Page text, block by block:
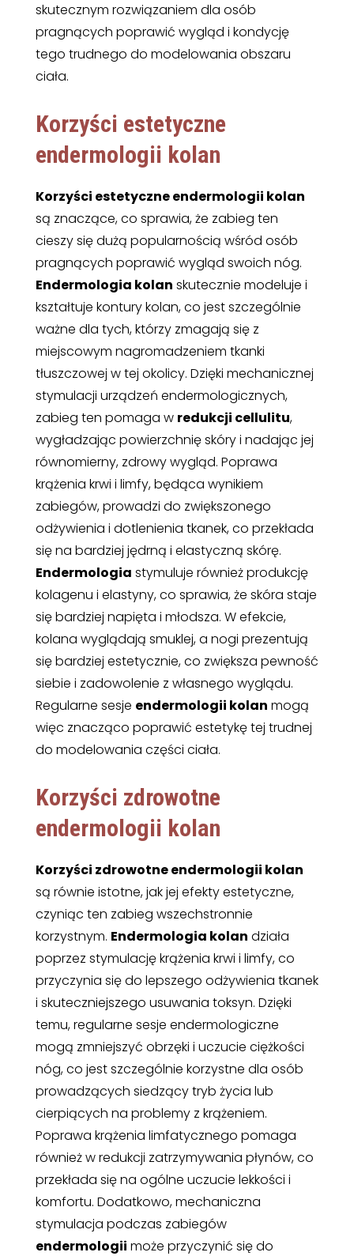
skutecznym rozwiązaniem dla osób
pragnących poprawić wygląd i kondycję
tego trudnego do modelowania obszaru
ciała.
Korzyści estetyczne
endermologii kolan
Korzyści estetyczne endermologii kolan
są znaczące, co sprawia, że zabieg ten
cieszy się dużą popularnością wśród osób
pragnących poprawić wygląd swoich nóg.
Endermologia kolan skutecznie modeluje i
kształtuje kontury kolan, co jest szczególnie
ważne dla tych, którzy zmagają się z
miejscowym nagromadzeniem tkanki
tłuszczowej w tej okolicy. Dzięki mechanicznej
stymulacji urządzeń endermologicznych,
zabieg ten pomaga w redukcji cellulitu,
wygładzając powierzchnię skóry i nadając jej
równomierny, zdrowy wygląd. Poprawa
krążenia krwi i limfy, będąca wynikiem
zabiegów, prowadzi do zwiększonego
odżywienia i dotlenienia tkanek, co przekłada
się na bardziej jędrną i elastyczną skórę.
Endermologia stymuluje również produkcję
kolagenu i elastyny, co sprawia, że skóra staje
się bardziej napięta i młodsza. W efekcie,
kolana wyglądają smuklej, a nogi prezentują
się bardziej estetycznie, co zwiększa pewność
siebie i zadowolenie z własnego wyglądu.
Regularne sesje endermologii kolan mogą
więc znacząco poprawić estetykę tej trudnej
do modelowania części ciała.
Korzyści zdrowotne
endermologii kolan
Korzyści zdrowotne endermologii kolan
są równie istotne, jak jej efekty estetyczne,
czyniąc ten zabieg wszechstronnie
korzystnym. Endermologia kolan działa
poprzez stymulację krążenia krwi i limfy, co
przyczynia się do lepszego odżywienia tkanek
i skuteczniejszego usuwania toksyn. Dzięki
temu, regularne sesje endermologiczne
mogą zmniejszyć obrzęki i uczucie ciężkości
nóg, co jest szczególnie korzystne dla osób
prowadzących siedzący tryb życia lub
cierpiących na problemy z krążeniem.
Poprawa krążenia limfatycznego pomaga
również w redukcji zatrzymywania płynów, co
przekłada się na ogólne uczucie lekkości i
komfortu. Dodatkowo, mechaniczna
stymulacja podczas zabiegów
endermologii może przyczynić się do